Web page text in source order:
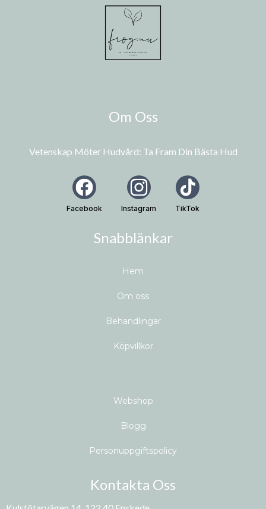
Om Oss
Vetenskap Möter Hudvård: Ta Fram Din Bästa Hud
Facebook Instagram TikTok
Snabblänkar
H em
Om oss
Behandlingar
Köpvillkor
Webshop
Blogg
Personuppgiftspolicy
Kontakta Oss